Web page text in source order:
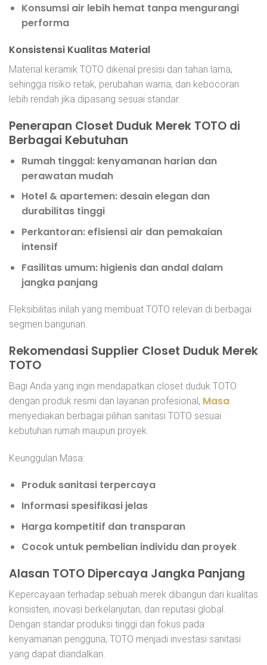
Konsumsi air lebih hemat tanpa mengurangi
performa
Konsistensi Kualitas Material
Material keramik TOTO dikenal presisi dan tahan lama,
sehingga risiko retak, perubahan warna, dan kebocoran
lebih rendah jika dipasang sesuai standar.
Penerapan Closet Duduk Merek TOTO di
Berbagai Kebutuhan
Rumah tinggal:kenyamanan harian dan
perawatan mudah
Hotel & apartemen:desain elegan dan
durabilitas tinggi
Perkantoran:efisiensi air dan pemakaian
intensif
Fasilitas umum:higienis dan andal dalam
jangka panjang
Fleksibilitas inilah yang membuat TOTO relevan di berbagai
segmen bangunan.
Rekomendasi Supplier Closet Duduk Merek
TOTO
Bagi Anda yang ingin mendapatkan closet duduk TOTO
dengan produk resmi dan layanan profesional, Masa
menyediakan berbagai pilihan sanitasi TOTO sesuai
kebutuhan rumah maupun proyek.
Keunggulan Masa:
Produk sanitasi terpercaya
Informasi spesifikasi jelas
Harga kompetitif dan transparan
Cocok untuk pembelian individu dan proyek
Alasan TOTO Dipercaya Jangka Panjang
Kepercayaan terhadap sebuah merek dibangun dari kualitas
konsisten, inovasi berkelanjutan, dan reputasi global.
Dengan standar produksi tinggi dan fokus pada
kenyamanan pengguna, TOTO menjadi investasi sanitasi
yang dapat diandalkan.